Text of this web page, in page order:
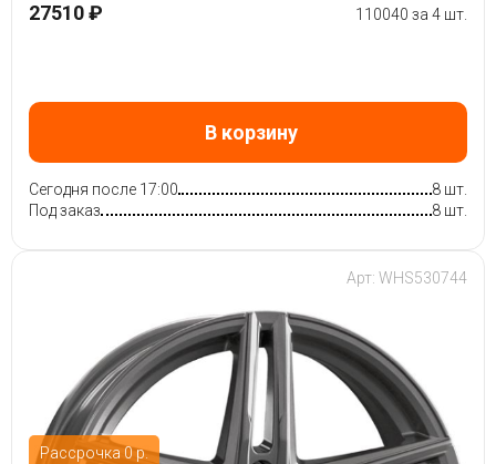
27510 ₽ 110040 за 4 шт.
В корзину
Сегодня после 17:00
8 шт.
Под заказ
8 шт.
Рассрочка 0 р.
Арт: WHS530744